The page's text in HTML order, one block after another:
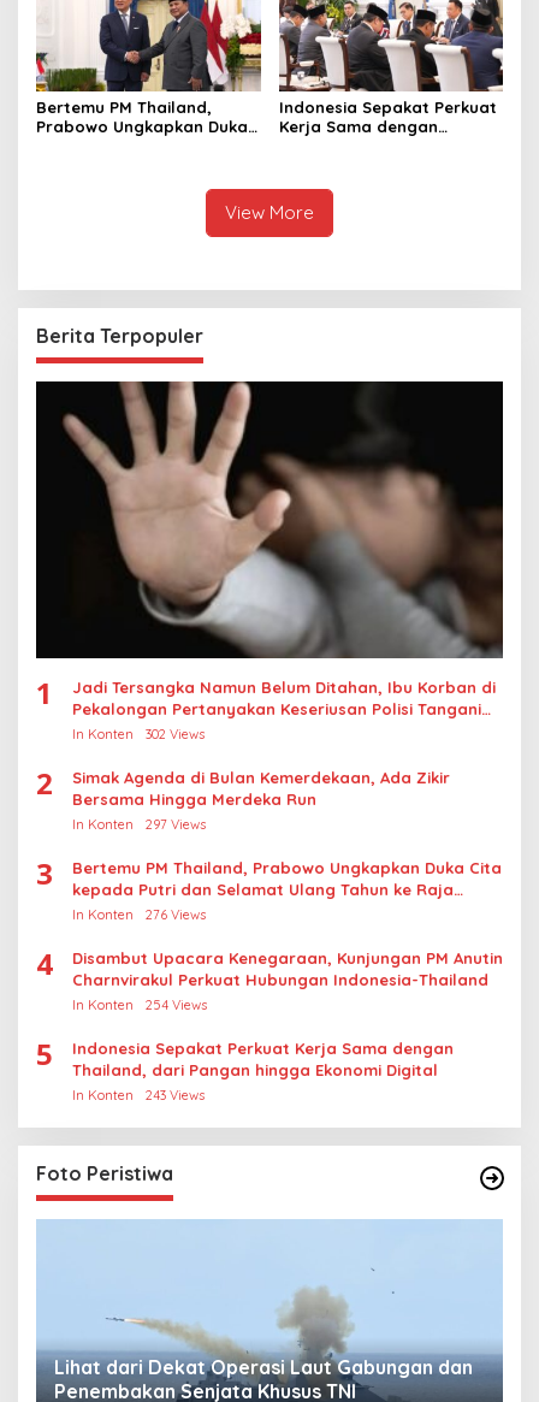
Bertemu PM Thailand,
Prabowo Ungkapkan Duka
Indonesia Sepakat Perkuat
Kerja Sama dengan
View More
Berita Terpopuler
1
Jadi Tersangka Namun Belum Ditahan, Ibu Korban di
Pekalongan Pertanyakan Keseriusan Polisi Tangani
Kasus Rudapksa Sampai Anaknya Hamil
In Konten 302 Views
2
Simak Agenda di Bulan Kemerdekaan, Ada Zikir
Bersama Hingga Merdeka Run
In Konten 297 Views
3
Bertemu PM Thailand, Prabowo Ungkapkan Duka Cita
kepada Putri dan Selamat Ulang Tahun ke Raja
Thailand
In Konten 276 Views
4
Disambut Upacara Kenegaraan, Kunjungan PM Anutin
Charnvirakul Perkuat Hubungan Indonesia-Thailand
In Konten 254 Views
5
Indonesia Sepakat Perkuat Kerja Sama dengan
Thailand, dari Pangan hingga Ekonomi Digital
In Konten 243 Views
Foto Peristiwa
Lihat dari Dekat Operasi Laut Gabungan dan
Penembakan Senjata Khusus TNI